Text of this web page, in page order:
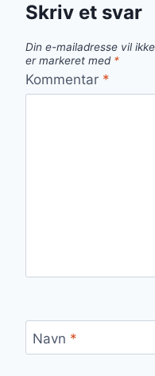
Skriv et svar
Din e-mailadresse vil
er markeret med *
Kommentar *
Navn *